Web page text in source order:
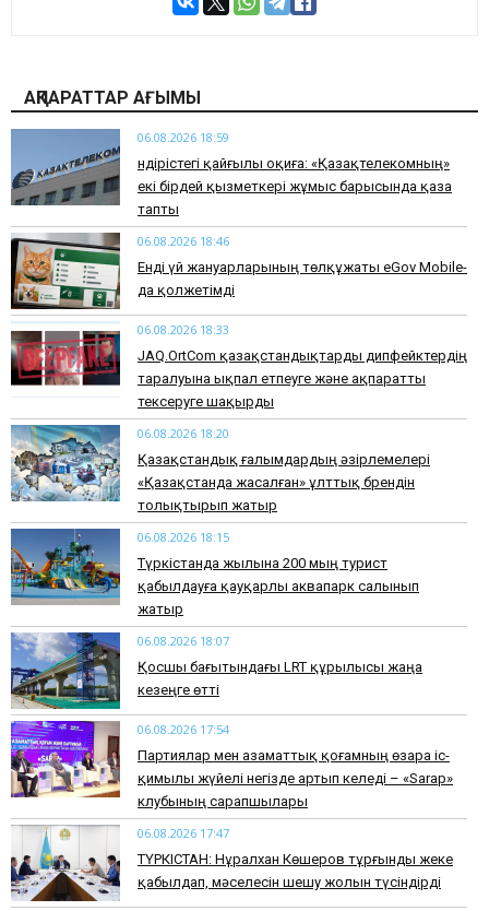
АҚПАРАТТАР АҒЫМЫ
06.08.2026 18:59
Өндірістегі қайғылы оқиға: «Қазақтелекомның»
екі бірдей қызметкері жұмыс барысында қаза
тапты
06.08.2026 18:46
Енді үй жануарларының төлқұжаты eGov Mobile-
да қолжетімді
06.08.2026 18:33
JAQ.OrtCom қазақстандықтарды дипфейктердің
таралуына ықпал етпеуге және ақпаратты
тексеруге шақырды
06.08.2026 18:20
Қазақстандық ғалымдардың әзірлемелері
«Қазақстанда жасалған» ұлттық брендін
толықтырып жатыр
06.08.2026 18:15
Түркістанда жылына 200 мың турист
қабылдауға қауқарлы аквапарк салынып
жатыр
06.08.2026 18:07
Қосшы бағытындағы LRT құрылысы жаңа
кезеңге өтті
06.08.2026 17:54
Партиялар мен азаматтық қоғамның өзара іс-
қимылы жүйелі негізде артып келеді – «Sarap»
клубының сарапшылары
06.08.2026 17:47
ТҮРКІСТАН: Нұралхан Көшеров тұрғынды жеке
қабылдап, мәселесін шешу жолын түсіндірді